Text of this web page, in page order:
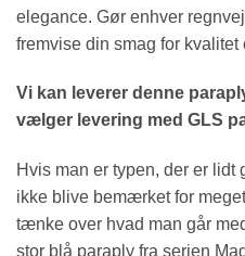
elegance. Gør enhver
fremvise din smag for kvalitet
Vi kan leverer denne
vælger levering med GLS
Hvis man er typen, der er lidt
ikke blive bemærket for
tænke over hvad man går
stor blå paraply fra serien